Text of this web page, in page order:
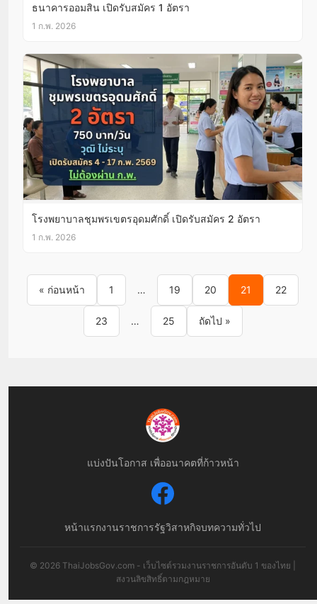
ธนาคารออมสิน เปิดรับสมัคร 1 อัตรา
1 ก.พ. 2026
โรงพยาบาลชุมพรเขตรอุดมศักดิ์ เปิดรับสมัคร 2 อัตรา
1 ก.พ. 2026
Posts pagination
« ก่อนหน้า 1 … 19 20 21 22
23 … 25 ถัดไป »
แบ่งปันโอกาส เพื่ออนาคตที่ก้าวหน้า
หน้าแรกงานราชการรัฐวิสาหกิจบทความทั่วไป
© 2026 ThaiJobsGov.com - เว็บไซต์รวมงานราชการอันดับ 1 ของไทย |
สงวนลิขสิทธิ์ตามกฎหมาย